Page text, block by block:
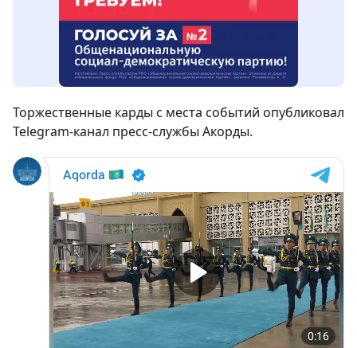
Торжественные карды с места событий опубликовал
Telegram-канал пресс-службы Акорды.